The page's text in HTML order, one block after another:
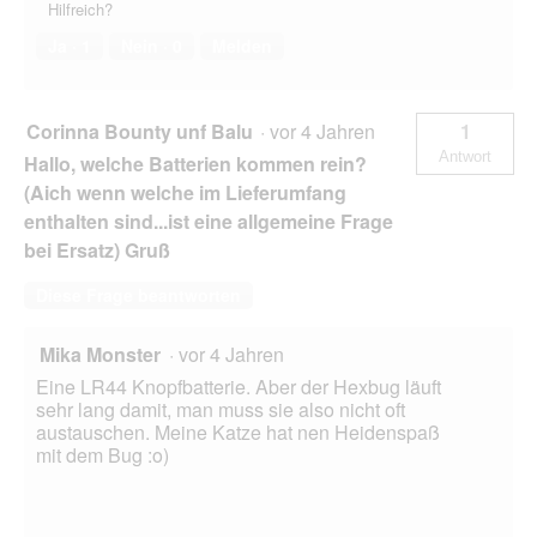
Hilfreich?
Corinna Bounty unf Balu · vor 4 Jahren
Hallo, welche Batterien kommen rein?
(Aich wenn welche im Lieferumfang
enthalten sind...ist eine allgemeine Frage
bei Ersatz) Gruß
1
Antwort
Mika Monster · vor 4 Jahren
Eine LR44 Knopfbatterie. Aber der Hexbug läuft
sehr lang damit, man muss sie also nicht oft
austauschen. Meine Katze hat nen Heidenspaß
mit dem Bug :o)